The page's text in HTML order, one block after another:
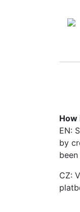
How
EN:
by
CZ: